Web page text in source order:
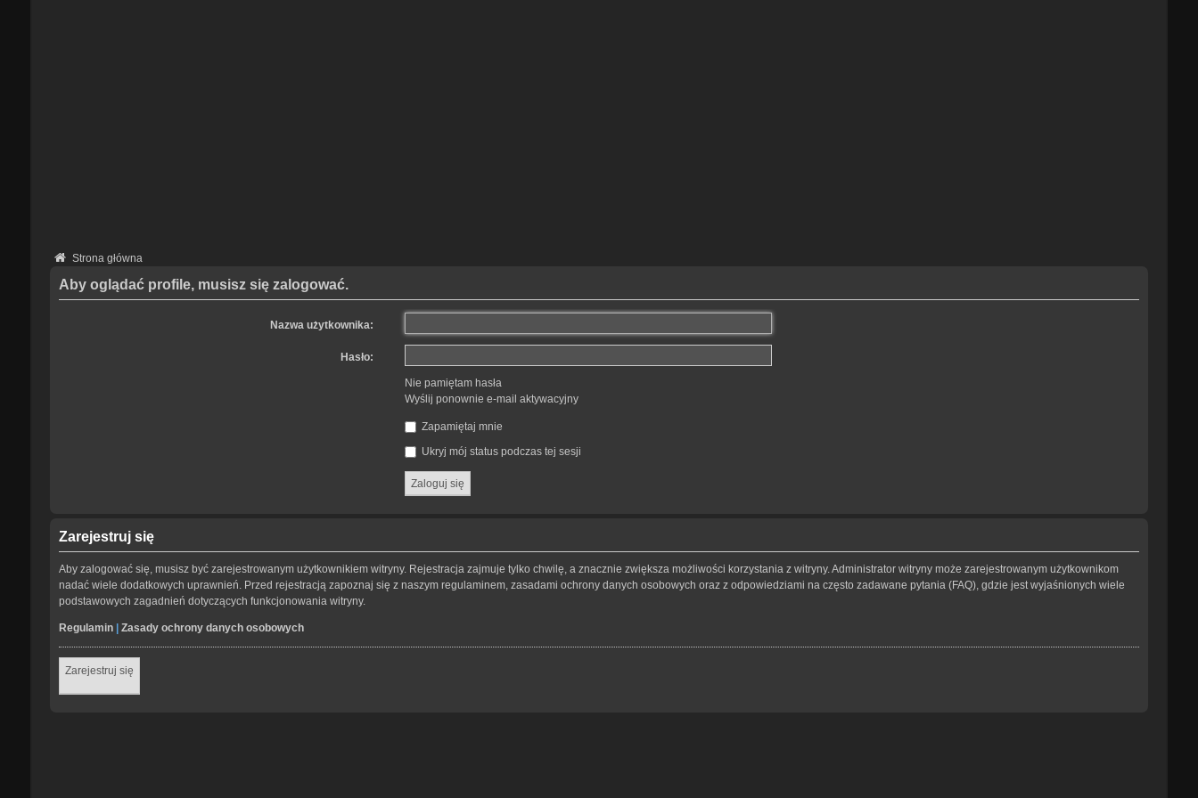
Strona główna
Aby oglądać profile, musisz się zalogować.
Nazwa użytkownika:
Hasło:
Nie pamiętam hasła
Wyślij ponownie e-mail aktywacyjny
Zapamiętaj mnie
Ukryj mój status podczas tej sesji
Zarejestruj się
Aby zalogować się, musisz być zarejestrowanym użytkownikiem witryny. Rejestracja zajmuje tylko chwilę, a znacznie zwiększa możliwości korzystania z witryny. Administrator witryny może zarejestrowanym użytkownikom
nadać wiele dodatkowych uprawnień. Przed rejestracją zapoznaj się z naszym regulaminem, zasadami ochrony danych osobowych oraz z odpowiedziami na często zadawane pytania (FAQ), gdzie jest wyjaśnionych wiele
podstawowych zagadnień dotyczących funkcjonowania witryny.
Regulamin| Zasady ochrony danych osobowych
Zarejestruj się